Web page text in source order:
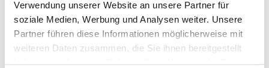
Verwendung unserer Website an unsere Partner für
soziale Medien, Werbung und Analysen weiter. Unsere
Partner führen diese Informationen möglicherweise mit
weiteren Daten zusammen, die Sie ihnen bereitgestellt
Lesen Sie die Bestimmungen